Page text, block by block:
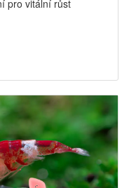
pro vitální růst